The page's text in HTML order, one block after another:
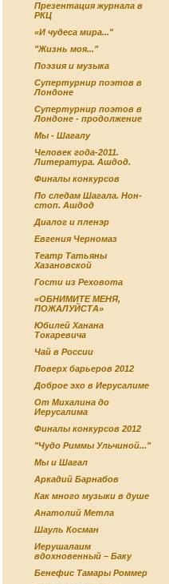
Презентация журнала в
РКЦ
«И чудеса мира..."
"Жизнь моя..."
Поэзия и музыка
Супертурнир поэтов в
Лондоне
Супертурнир поэтов в
Лондоне - продолжение
Мы - Шагалу
Человек года-2011.
Литература. Ашдод.
Финалы конкурсов
По следам Шагала. Нон-
стоп. Ашдод
Диалог и пленэр
Евгения Черномаз
Театр Татьяны
Хазановской
Гости из Реховота
«ОБНИМИТЕ МЕНЯ,
ПОЖАЛУЙСТА»
Юбилей Ханана
Токаревича
Чай в России
Поверх барьеров 2012
Доброе эхо в Иерусалиме
От Михалина до
Иерусалима
Финалы конкурсов 2012
"Чудо Риммы Ульчиной..."
Мы и Шагал
Аркадий Барнабов
Как много музыки в душе
Анатолий Метла
Шауль Косман
Иерушалаим
вдохновенный – Баку
Бенефис Тамары Роммер